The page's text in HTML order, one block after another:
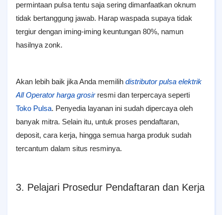
permintaan pulsa tentu saja sering dimanfaatkan oknum
tidak bertanggung jawab. Harap waspada supaya tidak
tergiur dengan iming-iming keuntungan 80%, namun
hasilnya zonk.
Akan lebih baik jika Anda memilih distributor pulsa elektrik
All Operator harga grosirresmi dan terpercaya seperti
Toko Pulsa. Penyedia layanan ini sudah dipercaya oleh
banyak mitra. Selain itu, untuk proses pendaftaran,
deposit, cara kerja, hingga semua harga produk sudah
tercantum dalam situs resminya.
3. Pelajari Prosedur Pendaftaran dan Kerja